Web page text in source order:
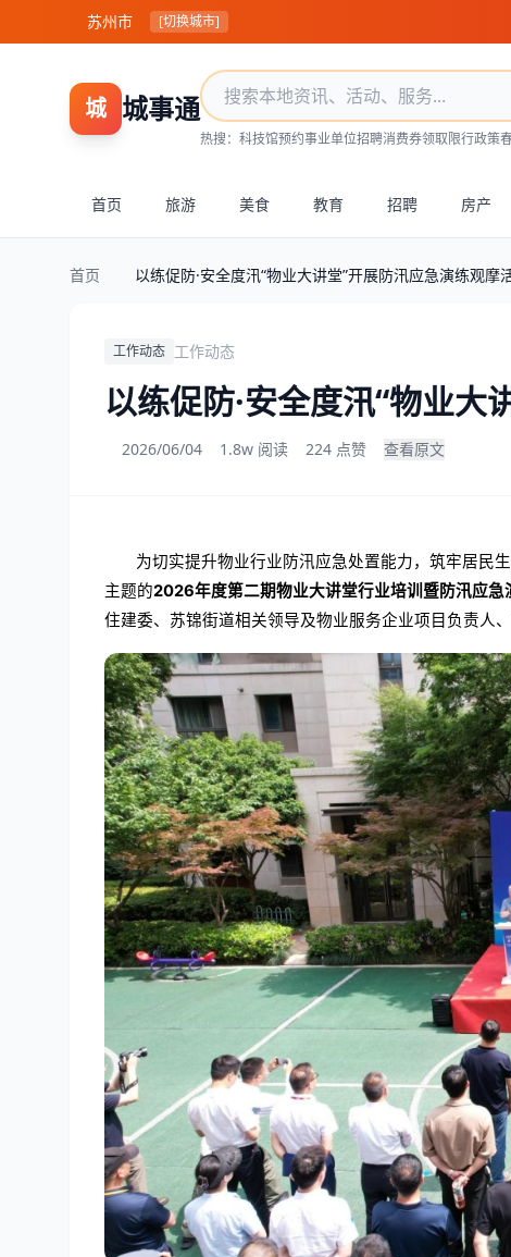
苏州市 [切换城市]
城 城事通
热搜： 科技馆预约事业单位招聘消费券领取限行政策
首页 旅游 美食 教育 招聘 房产
首页 以练促防·安全度汛“物业大讲堂”开展防汛应急演练观摩
工作动态 工作动态
以练促防·安全度汛“物业大
2026/06/04 1.8w 阅读 224 点赞 查看原文
为切实提升物业行业防汛应急处置能力，筑牢居民
主题的2026年度第二期物业大讲堂行业培训暨防汛应急
住建委、苏锦街道相关领导及物业服务企业项目负责人